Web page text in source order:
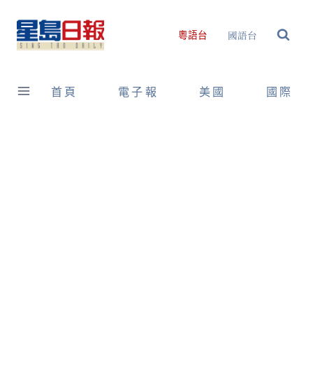
content
粵語台 國語台
首頁 電子報 美國 國際